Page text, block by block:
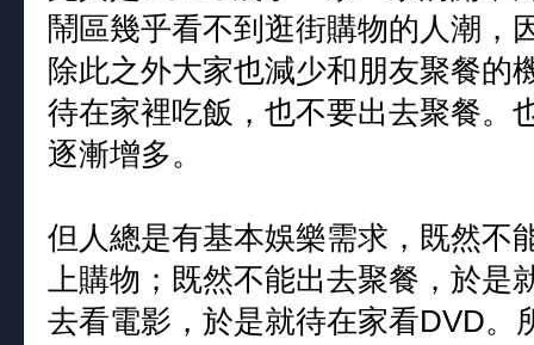
鬧區幾乎看不到逛街購物的人潮，
除此之外大家也減少和朋友聚餐的
待在家裡吃飯，也不要出去聚餐。
逐漸增多。
但人總是有基本娛樂需求，既然不
上購物；既然不能出去聚餐，於
去看電影，於是就待在家看DVD。